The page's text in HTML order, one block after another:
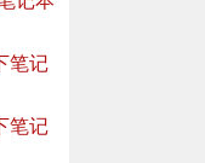
笔记
笔记